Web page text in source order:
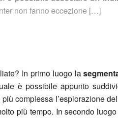
non fanno eccezione […]
In primo luogo la
è possibile appunto
complessa l’esplorazione
più tempo. In secondo luogo